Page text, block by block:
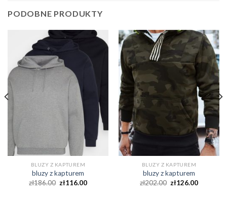
PODOBNE PRODUKTY
BLUZY Z KAPTUREM
bluzy z kapturem
zł186.00 zł116.00
BLUZY Z KAPTUREM
bluzy z kapturem
zł202.00 zł126.00